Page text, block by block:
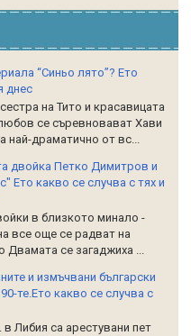
“Синьо лято”? Ето
днес
на Тито и красавицата
се съревновават Хави
най-драматично от вс...
двойка Петко Димитров и
Ето какво се случва с тях и
в близкото минало -
все още се радват на
се загаджиха ...
и измъчвани български
те.Ето какво се случва с
Либия са арестувани пет